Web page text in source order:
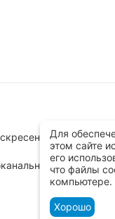
Для
этом сайте
его
что файлы
компьютере.
Хорошо